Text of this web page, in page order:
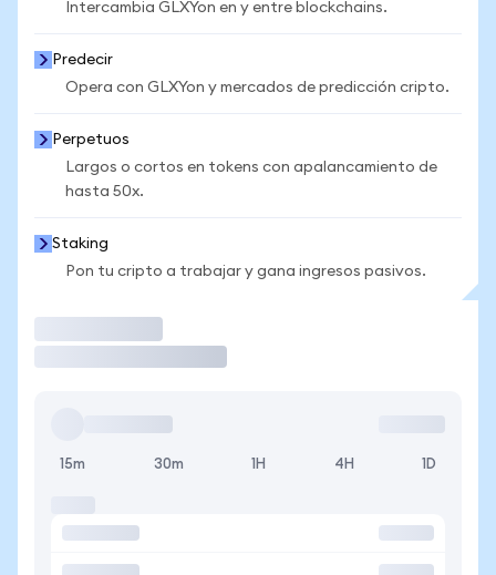
Intercambia GLXYon en y entre blockchains.
Predecir
Opera con GLXYon y mercados de predicción cripto.
Perpetuos
Largos o cortos en tokens con apalancamiento de
hasta 50x.
Staking
Pon tu cripto a trabajar y gana ingresos pasivos.
15m 30m 1H 4H 1D